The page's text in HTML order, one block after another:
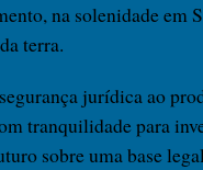
na solenidade
terra.
jurídica ao
tranquilidade para
sobre uma base